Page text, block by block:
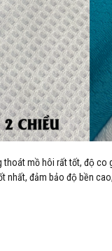
mồ hôi rất tốt, độ
đảm bảo độ bền